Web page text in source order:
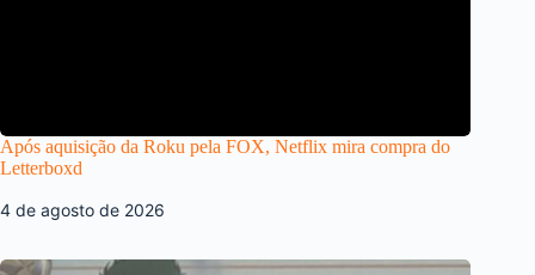
Após aquisição da Roku pela FOX, Netflix mira compra do
Letterboxd
4 de agosto de 2026